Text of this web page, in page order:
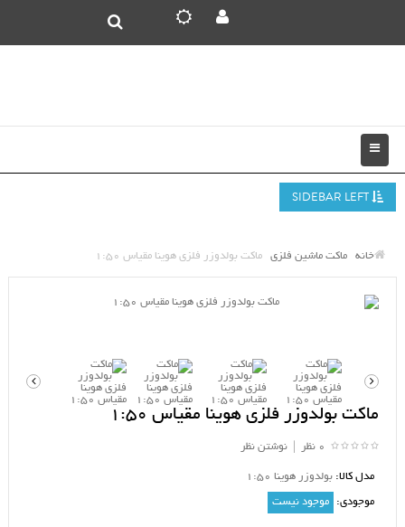
خانه ماکت ماشین فلزی ماکت بولدوزر فلزی هوینا مقیاس 1:50
ماکت بولدوزر فلزی هوینا مقیاس 1:50
0 نظر نوشتن نظر
مدل کالا: بولدوزر هوینا 1:50
موجودی: موجود نیست